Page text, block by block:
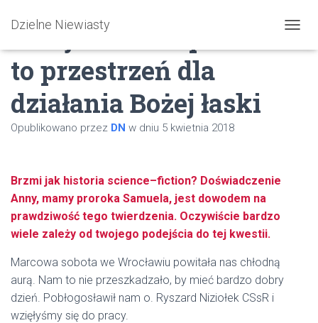
Dzielne Niewiasty
Twój ból i niespełnienie
to przestrzeń dla
działania Bożej łaski
Opublikowano przez DN w dniu 5 kwietnia 2018
Brzmi jak historia science–fiction? Doświadczenie
Anny, mamy proroka Samuela, jest dowodem na
prawdziwość tego twierdzenia. Oczywiście bardzo
wiele zależy od twojego podejścia do tej kwestii.
Marcowa sobota we Wrocławiu powitała nas chłodną
aurą. Nam to nie przeszkadzało, by mieć bardzo dobry
dzień. Pobłogosławił nam o. Ryszard Niziołek CSsR i
wzięłyśmy się do pracy.